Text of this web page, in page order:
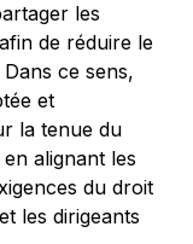
les
de réduire le
ce sens,
et
la tenue du
alignant les
du droit
les dirigeants